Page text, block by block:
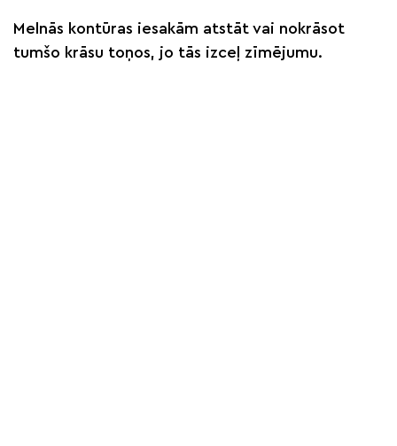
Melnās kontūras iesakām atstāt vai nokrāsot
tumšo krāsu toņos, jo tās izceļ zīmējumu.